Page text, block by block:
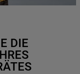
DIE